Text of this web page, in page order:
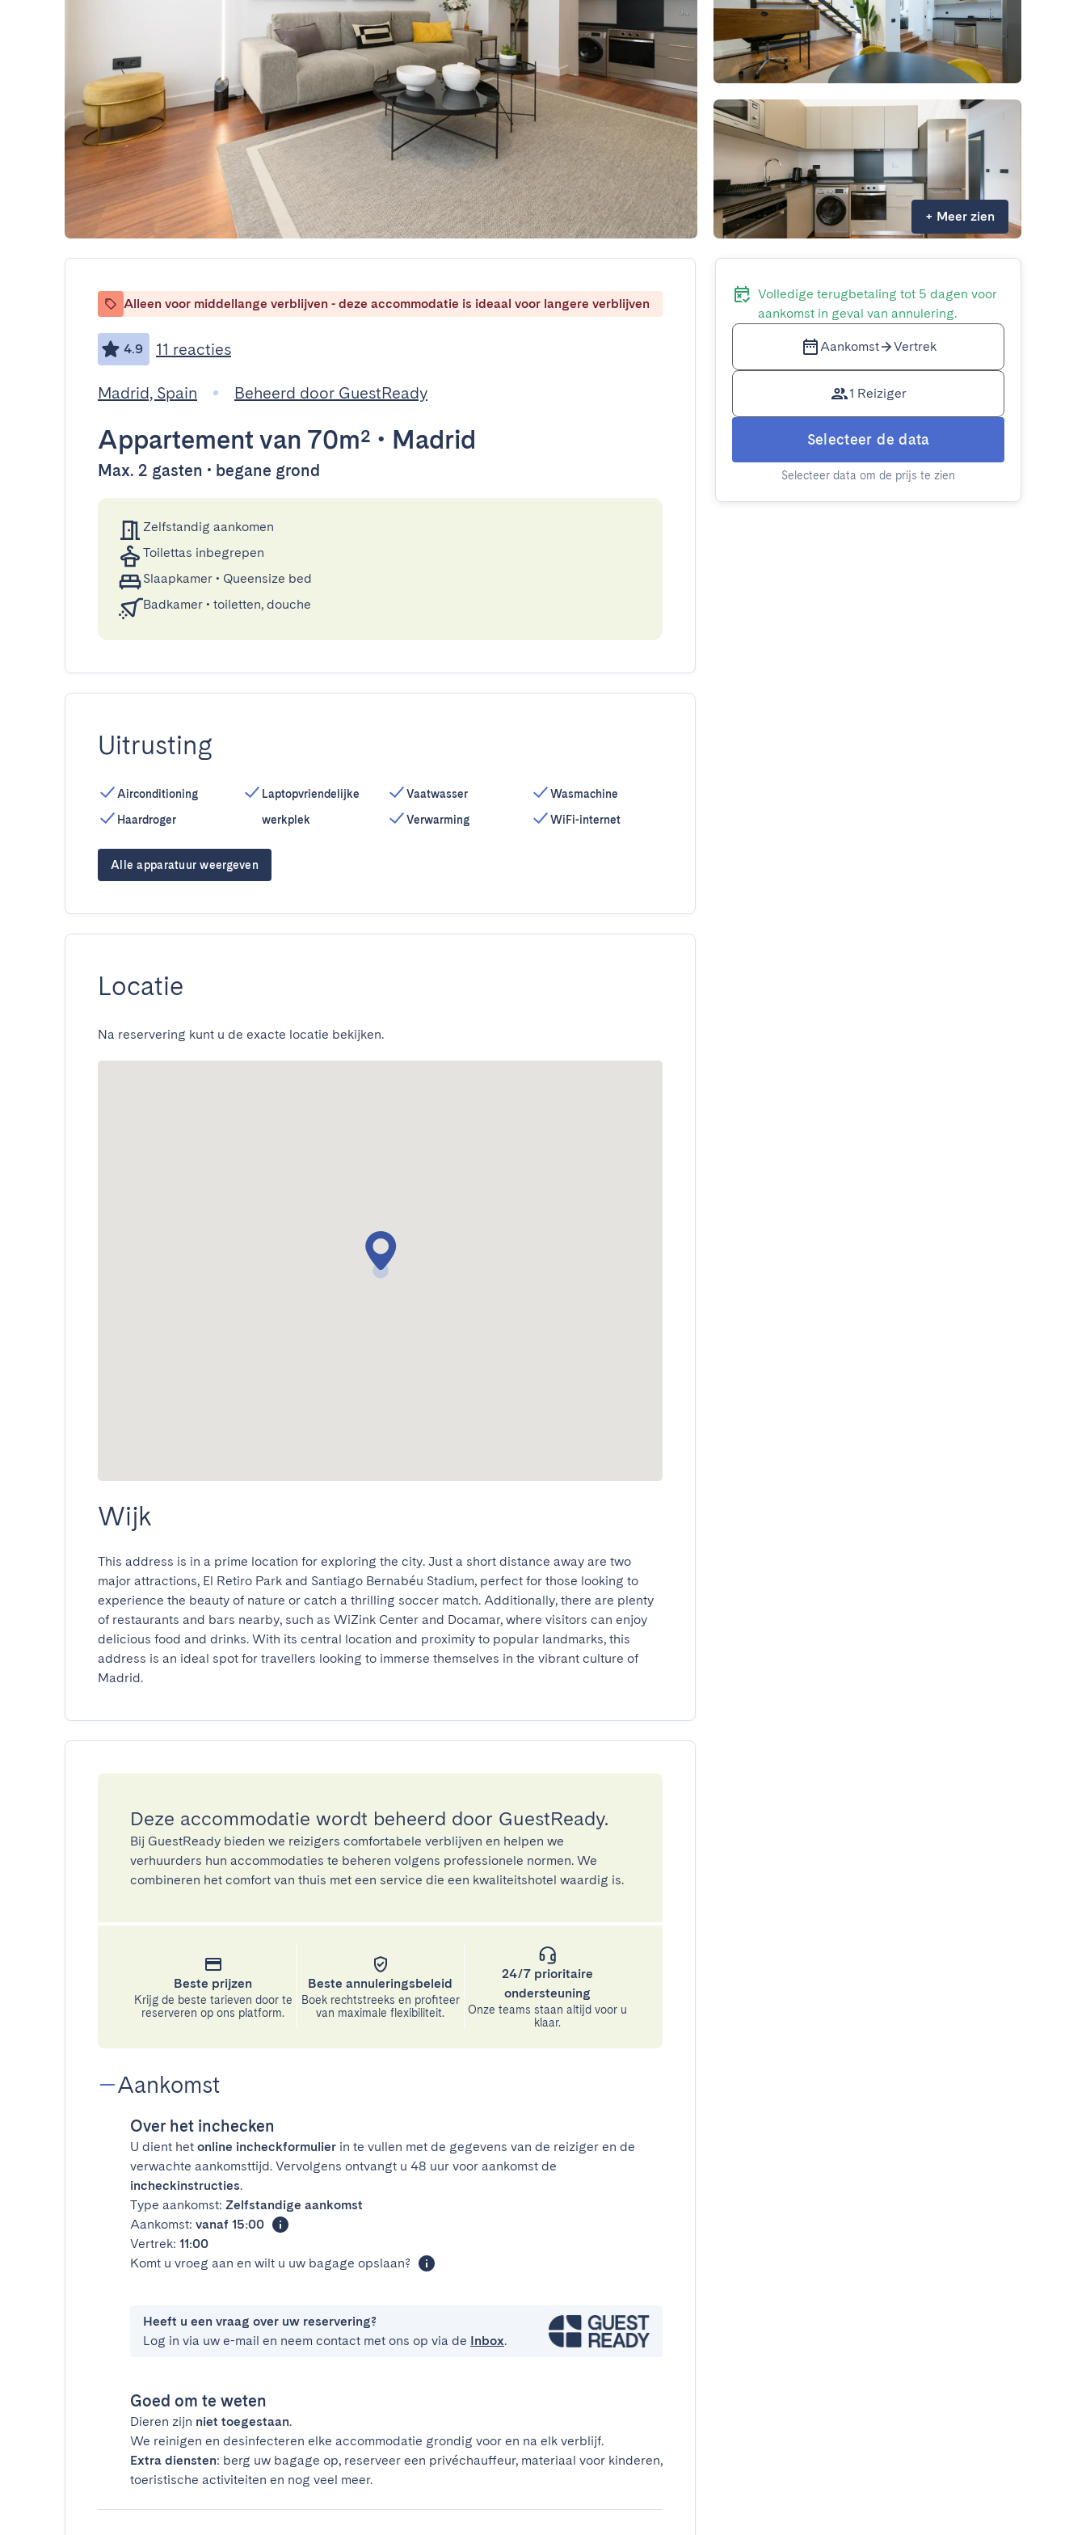
+ Meer zien
Alleen voor middellange verblijven - deze accommodatie is ideaal voor langere verblijven
4.9 11 reacties
Madrid, Spain Beheerd door GuestReady
Appartement van 70m² • Madrid
Max. 2 gasten • begane grond
Zelfstandig aankomen
Toilettas inbegrepen
Slaapkamer • Queensize bed
Badkamer • toiletten, douche
Uitrusting
Airconditioning
Haardroger
Laptopvriendelijke
werkplek
Vaatwasser
Verwarming
Wasmachine
WiFi-internet
Alle apparatuur weergeven
Locatie
Na reservering kunt u de exacte locatie bekijken.
Wijk
This address is in a prime location for exploring the city. Just a short distance away are two
major attractions, El Retiro Park and Santiago Bernabéu Stadium, perfect for those looking to
experience the beauty of nature or catch a thrilling soccer match. Additionally, there are plenty
of restaurants and bars nearby, such as WiZink Center and Docamar, where visitors can enjoy
delicious food and drinks. With its central location and proximity to popular landmarks, this
address is an ideal spot for travellers looking to immerse themselves in the vibrant culture of
Madrid.
Deze accommodatie wordt beheerd door GuestReady.
Bij GuestReady bieden we reizigers comfortabele verblijven en helpen we
verhuurders hun accommodaties te beheren volgens professionele normen. We
combineren het comfort van thuis met een service die een kwaliteitshotel waardig is.
Beste prijzen
Krijg de beste tarieven door te
reserveren op ons platform.
Beste annuleringsbeleid
Boek rechtstreeks en profiteer
van maximale flexibiliteit.
24/7 prioritaire
ondersteuning
Onze teams staan altijd voor u
klaar.
Aankomst
Over het inchecken
U dient het online incheckformulier in te vullen met de gegevens van de reiziger en de
verwachte aankomsttijd. Vervolgens ontvangt u 48 uur voor aankomst de
incheckinstructies.
Type aankomst: Zelfstandige aankomst
Aankomst: vanaf 15:00
Vertrek: 11:00
Komt u vroeg aan en wilt u uw bagage opslaan?
Heeft u een vraag over uw reservering?
Log in via uw e-mail en neem contact met ons op via de Inbox.
Goed om te weten
Dieren zijn niet toegestaan.
We reinigen en desinfecteren elke accommodatie grondig voor en na elk verblijf.
Extra diensten: berg uw bagage op, reserveer een privéchauffeur, materiaal voor kinderen,
toeristische activiteiten en nog veel meer.
Volledige terugbetaling tot 5 dagen voor
aankomst in geval van annulering.
Aankomst Vertrek
1 Reiziger
Selecteer de data
Selecteer data om de prijs te zien